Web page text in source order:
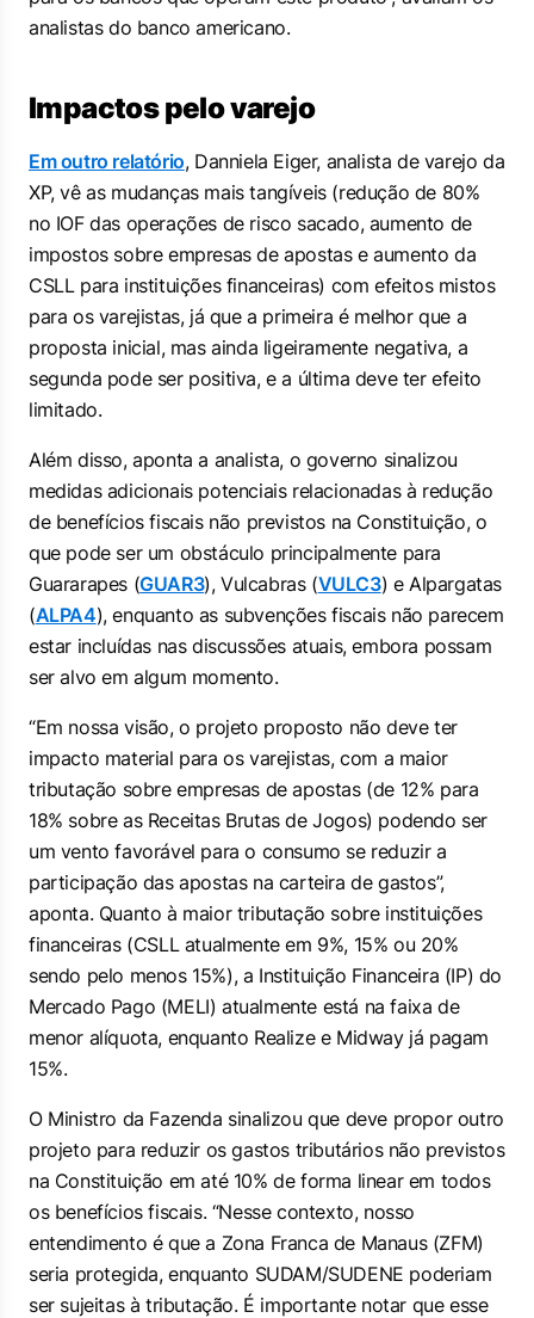
analistas do banco americano.
Impactos pelo varejo
Em outro relatório, Danniela Eiger, analista de varejo da
XP, vê as mudanças mais tangíveis (redução de 80%
no IOF das operações de risco sacado, aumento de
impostos sobre empresas de apostas e aumento da
CSLL para instituições financeiras) com efeitos mistos
para os varejistas, já que a primeira é melhor que a
proposta inicial, mas ainda ligeiramente negativa, a
segunda pode ser positiva, e a última deve ter efeito
limitado.
Além disso, aponta a analista, o governo sinalizou
medidas adicionais potenciais relacionadas à redução
de benefícios fiscais não previstos na Constituição, o
que pode ser um obstáculo principalmente para
Guararapes (GUAR3), Vulcabras (VULC3) e Alpargatas
(ALPA4), enquanto as subvenções fiscais não parecem
estar incluídas nas discussões atuais, embora possam
ser alvo em algum momento.
“Em nossa visão, o projeto proposto não deve ter
impacto material para os varejistas, com a maior
tributação sobre empresas de apostas (de 12% para
18% sobre as Receitas Brutas de Jogos) podendo ser
um vento favorável para o consumo se reduzir a
participação das apostas na carteira de gastos”,
aponta. Quanto à maior tributação sobre instituições
financeiras (CSLL atualmente em 9%, 15% ou 20%
sendo pelo menos 15%), a Instituição Financeira (IP) do
Mercado Pago (MELI) atualmente está na faixa de
menor alíquota, enquanto Realize e Midway já pagam
15%.
O Ministro da Fazenda sinalizou que deve propor outro
projeto para reduzir os gastos tributários não previstos
na Constituição em até 10% de forma linear em todos
os benefícios fiscais. “Nesse contexto, nosso
entendimento é que a Zona Franca de Manaus (ZFM)
seria protegida, enquanto SUDAM/SUDENE poderiam
ser sujeitas à tributação. É importante notar que esse